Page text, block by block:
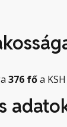
376 főa